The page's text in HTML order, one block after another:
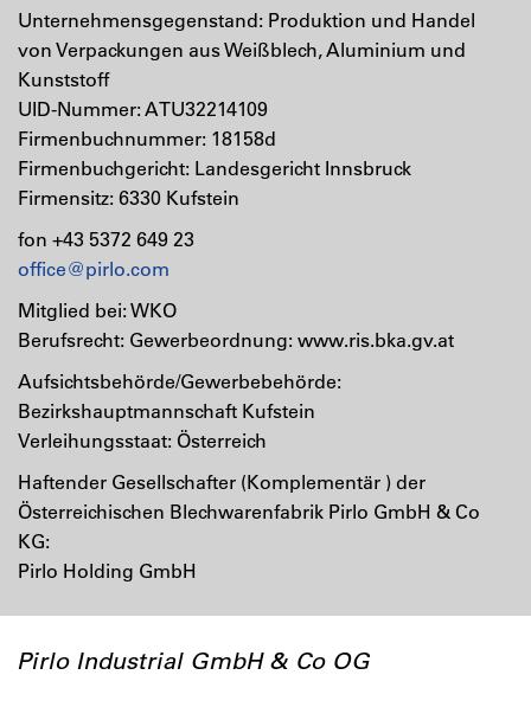
Unternehmensgegenstand: Produktion und Handel
von Verpackungen aus Weißblech, Aluminium und
Kunststoff
UID-Nummer: ATU32214109
Firmenbuchnummer: 18158d
Firmenbuchgericht: Landesgericht Innsbruck
Firmensitz: 6330 Kufstein
fon +43 5372 649 23
office@pirlo.com
Mitglied bei: WKO
Berufsrecht: Gewerbeordnung: www.ris.bka.gv.at
Aufsichtsbehörde/Gewerbebehörde:
Bezirkshauptmannschaft Kufstein
Verleihungsstaat: Österreich
Haftender Gesellschafter (Komplementär ) der
Österreichischen Blechwarenfabrik Pirlo GmbH & Co
KG:
Pirlo Holding GmbH
Pirlo Industrial GmbH & Co OG